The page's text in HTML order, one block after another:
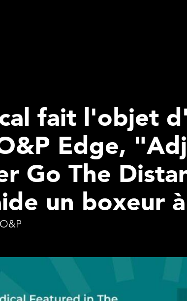
fait l'objet
Edge,
Go The
un boxeur